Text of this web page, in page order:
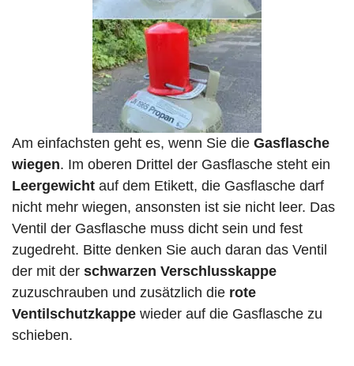
Am einfachsten geht es, wenn Sie die Gasflasche
wiegen. Im oberen Drittel der Gasflasche steht ein
Leergewicht auf dem Etikett, die Gasflasche darf
nicht mehr wiegen, ansonsten ist sie nicht leer. Das
Ventil der Gasflasche muss dicht sein und fest
zugedreht. Bitte denken Sie auch daran das Ventil
der mit der schwarzen Verschlusskappe
zuzuschrauben und zusätzlich die rote
Ventilschutzkappe wieder auf die Gasflasche zu
schieben.